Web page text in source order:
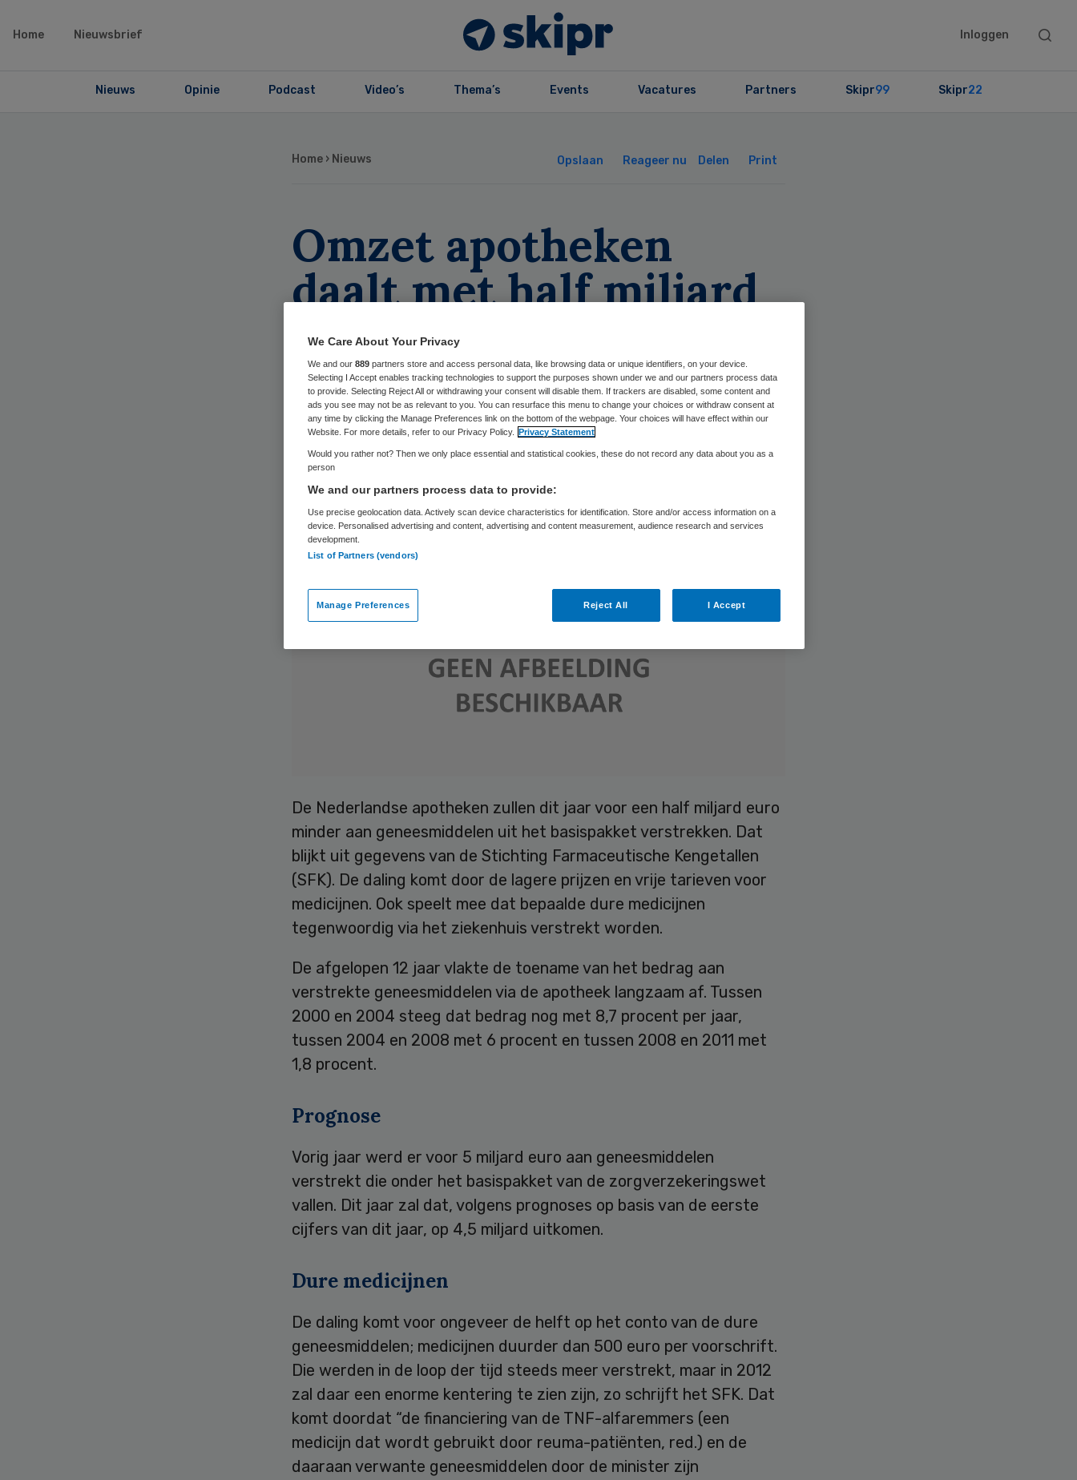
Home Nieuwsbrief Inloggen
Search
Nieuws Opinie Podcast Video’s Thema’s Events Vacatures Partners Skipr99 Skipr22
Home › Nieuws Opslaan Reageer nu Delen Print
Omzet apotheken
daalt met half miljard
Skipr Redactie 6 september 2012,20:17 31 keer gelezen
De Nederlandse apotheken zullen dit jaar voor een half miljard euro
minder aan geneesmiddelen uit het basispakket verstrekken. Dat
blijkt uit gegevens van de Stichting Farmaceutische Kengetallen
(SFK). De daling komt door de lagere prijzen en vrije tarieven voor
medicijnen. Ook speelt mee dat bepaalde dure medicijnen
tegenwoordig via het ziekenhuis verstrekt worden.
De afgelopen 12 jaar vlakte de toename van het bedrag aan
verstrekte geneesmiddelen via de apotheek langzaam af. Tussen
2000 en 2004 steeg dat bedrag nog met 8,7 procent per jaar,
tussen 2004 en 2008 met 6 procent en tussen 2008 en 2011 met
1,8 procent.
Prognose
Vorig jaar werd er voor 5 miljard euro aan geneesmiddelen
verstrekt die onder het basispakket van de zorgverzekeringswet
vallen. Dit jaar zal dat, volgens prognoses op basis van de eerste
cijfers van dit jaar, op 4,5 miljard uitkomen.
Dure medicijnen
De daling komt voor ongeveer de helft op het conto van de dure
geneesmiddelen; medicijnen duurder dan 500 euro per voorschrift.
Die werden in de loop der tijd steeds meer verstrekt, maar in 2012
zal daar een enorme kentering te zien zijn, zo schrijft het SFK. Dat
komt doordat “de financiering van de TNF-alfaremmers (een
medicijn dat wordt gebruikt door reuma-patiënten, red.) en de
daaraan verwante geneesmiddelen door de minister zijn
We Care About Your Privacy
We and our 889 partners store and access personal data, like browsing data or unique identifiers, on your device.
Selecting I Accept enables tracking technologies to support the purposes shown under we and our partners process data
to provide. Selecting Reject All or withdrawing your consent will disable them. If trackers are disabled, some content and
ads you see may not be as relevant to you. You can resurface this menu to change your choices or withdraw consent at
any time by clicking the Manage Preferences link on the bottom of the webpage. Your choices will have effect within our
Website. For more details, refer to our Privacy Policy. Privacy Statement
Would you rather not? Then we only place essential and statistical cookies, these do not record any data about you as a
person
We and our partners process data to provide:
Use precise geolocation data. Actively scan device characteristics for identification. Store and/or access information on a
device. Personalised advertising and content, advertising and content measurement, audience research and services
development.
List of Partners (vendors)
Manage Preferences Reject All I Accept